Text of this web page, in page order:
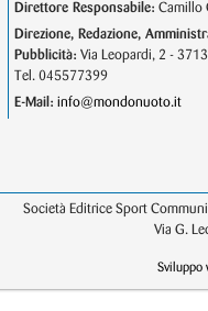
Direttore Responsabile: Camillo
Direzione, Redazione,
Pubblicità: Via Leopardi, 2 -
Tel. 045577399
E-Mail: info@mondonuoto.it
Società Editrice Sport
Via G.
Sviluppo